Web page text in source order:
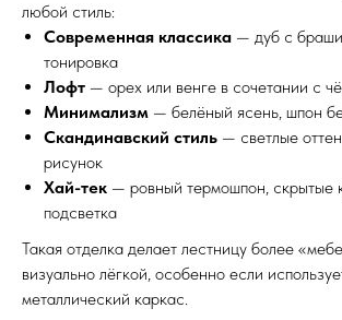
любой стиль:
Современная классика — дуб с
тонировка
Лофт — орех или венге в сочетании с
Минимализм — белёный ясень, шпон
Скандинавский стиль — светлые
рисунок
Хай-тек — ровный термошпон, скрытые
подсветка
Такая отделка делает лестницу более
визуально лёгкой, особенно если
металлический каркас.